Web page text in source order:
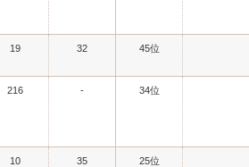
19 32 45位
216 - 34位
10 35 25位